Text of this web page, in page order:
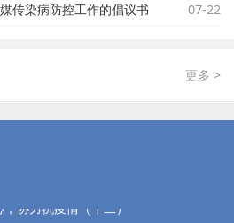
的通知
07-29
传染病防控工作的倡议书 07-22
更多 >
，协力抗疫情（十五）